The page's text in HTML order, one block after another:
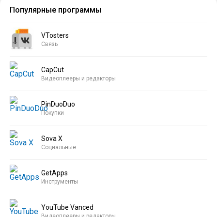
Популярные программы
VTosters
Связь
CapCut
Видеоплееры и редакторы
PinDuoDuo
Покупки
Sova X
Социальные
GetApps
Инструменты
YouTube Vanced